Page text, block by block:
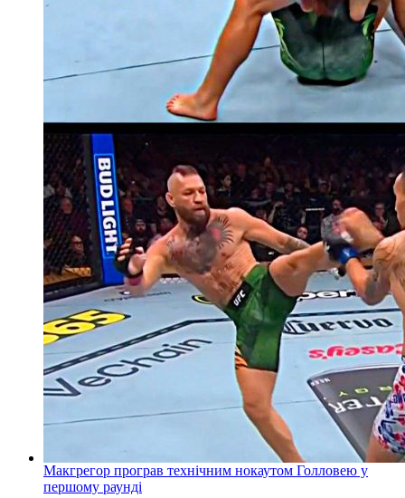
Макгрегор програв технічним нокаутом Голловею у
першому раунді